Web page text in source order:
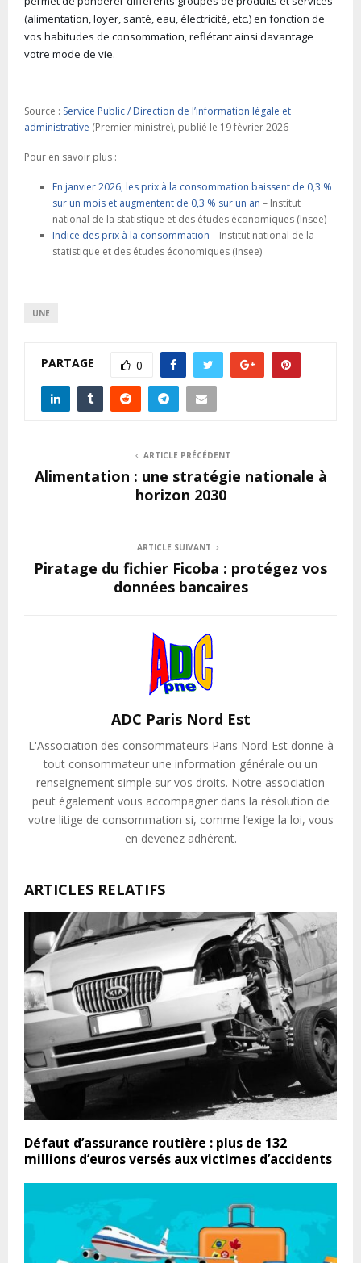
(alimentation, loyer, santé, eau, électricité, etc.) en fonction de
vos habitudes de consommation, reflétant ainsi davantage
votre mode de vie.
Source : Service Public / Direction de l’information légale et
administrative (Premier ministre), publié le 19 février 2026
Pour en savoir plus :
En janvier 2026, les prix à la consommation baissent de 0,3 %
sur un mois et augmentent de 0,3 % sur un an – Institut
national de la statistique et des études économiques (Insee)
Indice des prix à la consommation – Institut national de la
statistique et des études économiques (Insee)
UNE
PARTAGE 0
ARTICLE PRÉCÉDENT
Alimentation : une stratégie nationale à
horizon 2030
ARTICLE SUIVANT
Piratage du fichier Ficoba : protégez vos
données bancaires
ADC Paris Nord Est
L'Association des consommateurs Paris Nord-Est donne à
tout consommateur une information générale ou un
renseignement simple sur vos droits. Notre association
peut également vous accompagner dans la résolution de
votre litige de consommation si, comme l’exige la loi, vous
en devenez adhérent.
ARTICLES RELATIFS
Défaut d’assurance routière : plus de 132
millions d’euros versés aux victimes d’accidents